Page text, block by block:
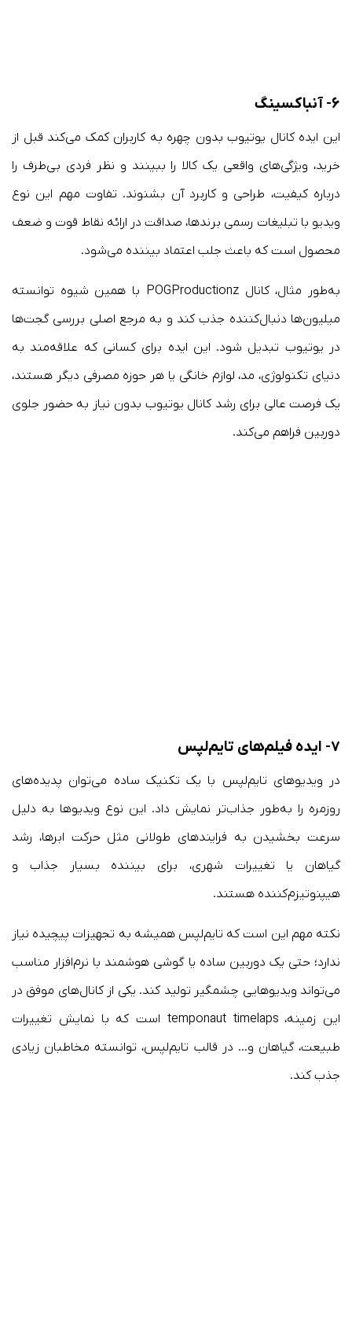
۶- آنباکسینگ
این ایده کانال یوتیوب بدون چهره به کاربران کمک می‌کند قبل از
خرید، ویژگی‌های واقعی یک کالا را ببینند و نظر فردی بی‌طرف را
درباره کیفیت، طراحی و کاربرد آن بشنوند. تفاوت مهم این نوع
ویدیو با تبلیغات رسمی برندها، صداقت در ارائه نقاط قوت و ضعف
محصول است که باعث جلب اعتماد بیننده می‌شود.
به‌طور مثال، کانال POGProductionz با همین شیوه توانسته
میلیون‌ها دنبال‌کننده جذب کند و به مرجع اصلی بررسی گجت‌ها
در یوتیوب تبدیل شود. این ایده برای کسانی که علاقه‌مند به
دنیای تکنولوژی، مد، لوازم خانگی یا هر حوزه مصرفی دیگر هستند،
یک فرصت عالی برای رشد کانال یوتیوب بدون نیاز به حضور جلوی
دوربین فراهم می‌کند.
۷- ایده فیلم‌های تایم‌لپس
در ویدیوهای تایم‌لپس با یک تکنیک ساده می‌توان پدیده‌های
روزمره را به‌طور جذاب‌تر نمایش داد. این نوع ویدیوها به دلیل
سرعت بخشیدن به فرایندهای طولانی مثل حرکت ابرها، رشد
گیاهان یا تغییرات شهری، برای بیننده بسیار جذاب و
هیپنوتیزم‌کننده هستند.
نکته مهم این است که تایم‌لپس همیشه به تجهیزات پیچیده نیاز
ندارد؛ حتی یک دوربین ساده یا گوشی هوشمند با نرم‌افزار مناسب
می‌تواند ویدیوهایی چشمگیر تولید کند. یکی از کانال‌های موفق در
این زمینه،
temponaut timelaps است که با نمایش تغییرات
طبیعت، گیاهان و… در قالب تایم‌لپس، توانسته مخاطبان زیادی
جذب کند.